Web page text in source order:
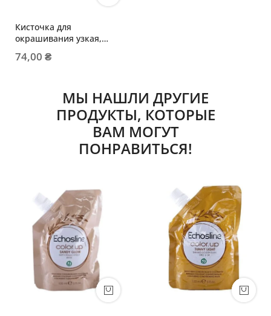
Кисточка для
окрашивания узкая,
74,00 ₴
МЫ НАШЛИ ДРУГИЕ
ПРОДУКТЫ, КОТОРЫЕ
ВАМ МОГУТ
ПОНРАВИТЬСЯ!